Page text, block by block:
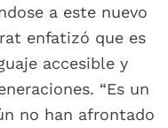
a este nuevo
enfatizó que es
accesible y
“Es un
no han afrontado